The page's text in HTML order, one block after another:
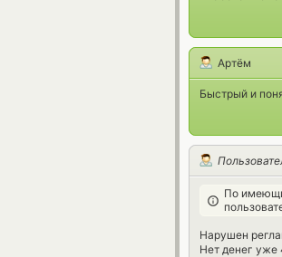
Артём
Быстрый и
По
Нарушен
Нет денег уже